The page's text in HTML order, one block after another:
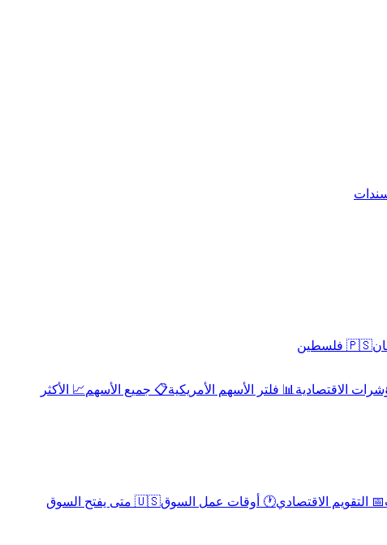
🇵🇸 فلسطين
الاقتصادية 📊 فلتر الأسهم الأمريكية📋 جميع الأسهم📈 الأكثر
📅 التقويم الاقتصادي🕐 أوقات عمل السوق
🇺🇸 متى يفتح السوق